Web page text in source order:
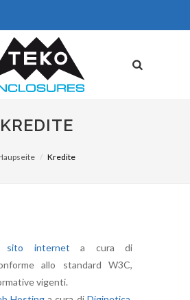
KREDITE
Kredite
sito internet a cura di
allo standard W3C,
vigenti.